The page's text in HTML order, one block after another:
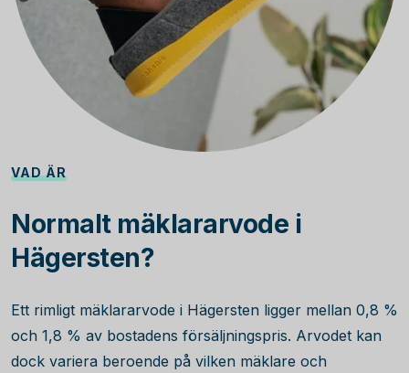
VAD ÄR
Normalt mäklararvode i
Hägersten?
Ett rimligt mäklararvode i Hägersten ligger mellan 0,8 %
och 1,8 % av bostadens försäljningspris. Arvodet kan
dock variera beroende på vilken mäklare och